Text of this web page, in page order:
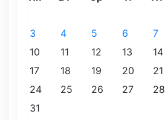
3
4 5 6 7
10
11 12 13 14
17
18 19 20 21
24
25 26 27 28
31